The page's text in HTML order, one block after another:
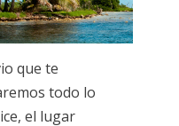
que te
todo lo
el lugar